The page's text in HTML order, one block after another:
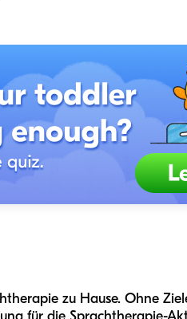
zu Hause. Ohne